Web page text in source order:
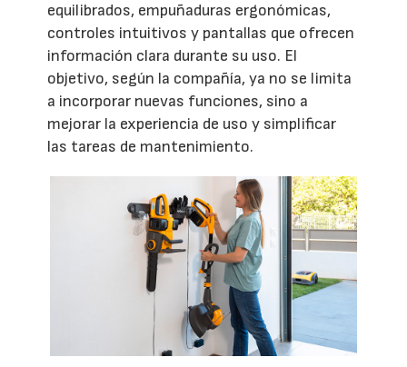
equilibrados, empuñaduras ergonómicas,
controles intuitivos y pantallas que ofrecen
información clara durante su uso. El
objetivo, según la compañía, ya no se limita
a incorporar nuevas funciones, sino a
mejorar la experiencia de uso y simplificar
las tareas de mantenimiento.